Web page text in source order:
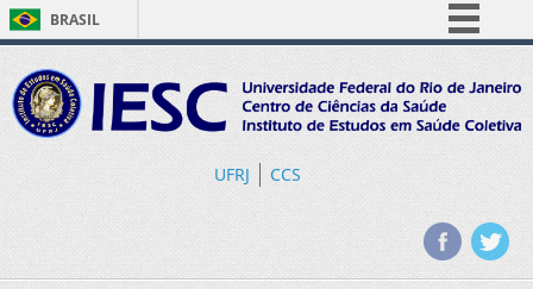
BRASIL
Comunica BR
Participe
UFRJ CCS